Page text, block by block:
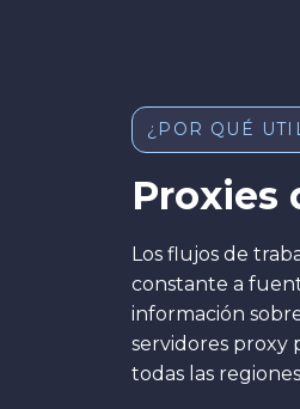
¿POR QUÉ
Proxies
Los flujos de
constante a
información
servidores proxy
todas las